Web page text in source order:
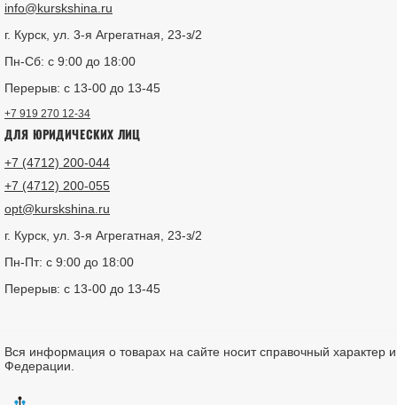
info@kurskshina.ru
г. Курск, ул. 3-я Агрегатная, 23-з/2
Пн-Сб: с 9:00 до 18:00
Перерыв: с 13-00 до 13-45
+7 919 270 12-34
ДЛЯ ЮРИДИЧЕСКИХ ЛИЦ
+7 (4712) 200-044
+7 (4712) 200-055
opt@kurskshina.ru
г. Курск, ул. 3-я Агрегатная, 23-з/2
Пн-Пт: с 9:00 до 18:00
Перерыв: с 13-00 до 13-45
Вся информация о товарах на сайте носит справочный характер
Федерации.